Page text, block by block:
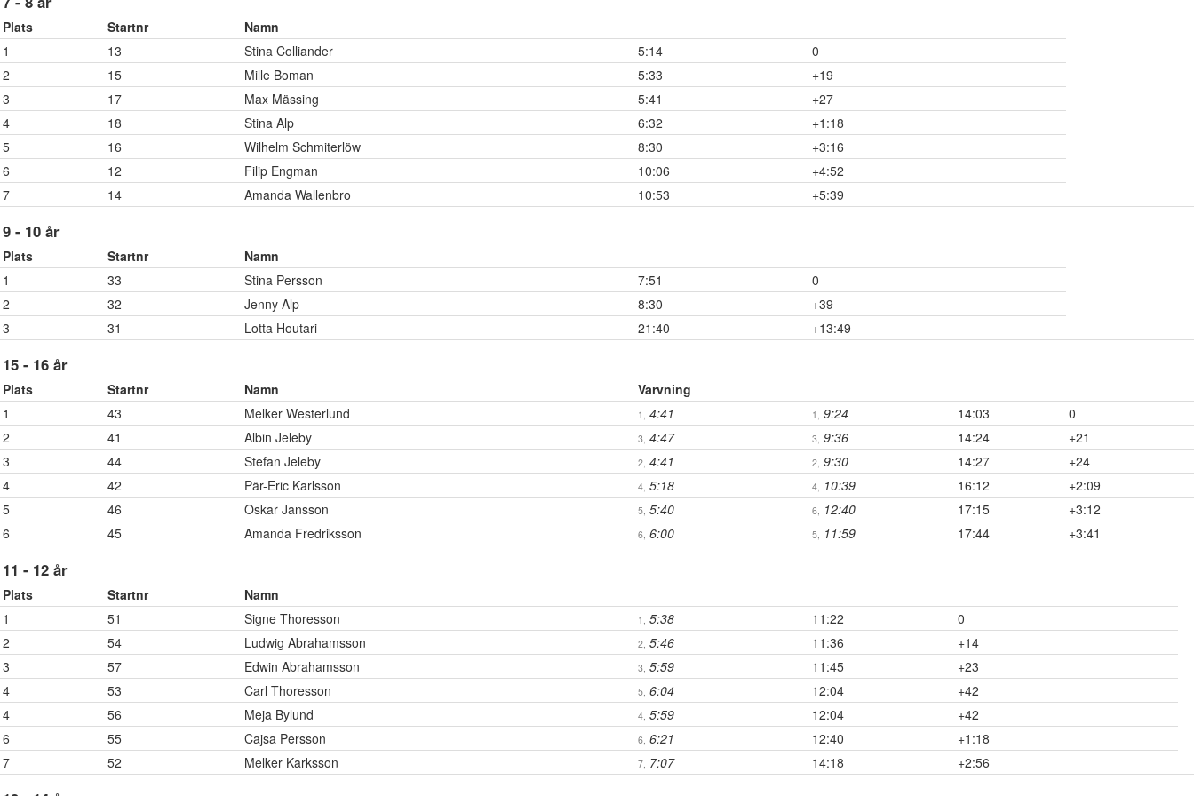
Plats Startnr
Namn
1
13 Stina Colliander 5:14
0
2
15 Mille Boman 5:33
+19
3
17 Max Mässing 5:41
+27
4
18 Stina Alp 6:32
+1:18
5
16 Wilhelm Schmiterlöw 8:30
+3:16
6
12 Filip Engman 10:06
+4:52
7
14 Amanda Wallenbro 10:53 +5:39
9 - 10 år
Plats Startnr
Namn
1
33 Stina Persson 7:51
0
2
32 Jenny Alp 8:30
+39
3
31 Lotta Houtari 21:40 +13:49
15 - 16 år
Plats Startnr Namn
Varvning
1
43 Melker Westerlund 1, 4:41 1, 9:24 14:03
0
2
41 Albin Jeleby 3, 4:47 3, 9:36 14:24
+21
3
44 Stefan Jeleby 2, 4:41 2, 9:30 14:27
+24
4
42 Pär-Eric Karlsson 4, 5:18 4, 10:39 16:12
+2:09
5
46 Oskar Jansson 5, 5:40 6, 12:40 17:15
+3:12
6
45 Amanda Fredriksson 6, 6:00 5, 11:59 17:44 +3:41
11 - 12 år
Plats Startnr
Namn
1
51 Signe Thoresson 1, 5:38 11:22
0
2
54 Ludwig Abrahamsson 2, 5:46 11:36
+14
3
57 Edwin Abrahamsson 3, 5:59 11:45
+23
4
53 Carl Thoresson 5, 6:04 12:04
+42
4
56 Meja Bylund 4, 5:59 12:04
+42
6
55 Cajsa Persson 6, 6:21 12:40
+1:18
7
52 Melker Karksson 7, 7:07 14:18 +2:56